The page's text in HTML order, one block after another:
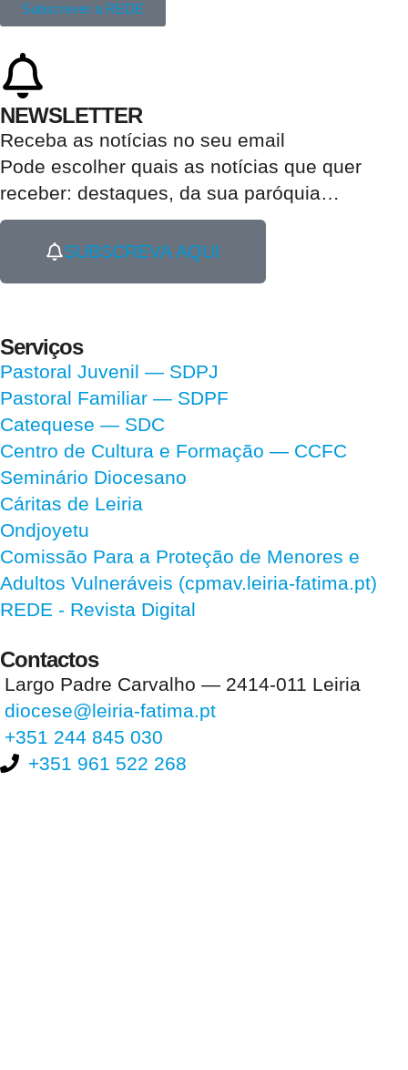
Subscrever a REDE
NEWSLETTER
Receba as notícias no seu email​
Pode escolher quais as notícias que quer
receber: destaques, da sua paróquia…
SUBSCREVA AQUI
Serviços
Pastoral Juvenil — SDPJ
Pastoral Familiar — SDPF
Catequese — SDC
Centro de Cultura e Formação — CCFC
Seminário Diocesano
Cáritas de Leiria
Ondjoyetu
Comissão Para a Proteção de Menores e
Adultos Vulneráveis (cpmav.leiria-fatima.pt)
REDE - Revista Digital
Contactos
Largo Padre Carvalho — 2414-011 Leiria
diocese@leiria-fatima.pt
+351 244 845 030
+351 961 522 268